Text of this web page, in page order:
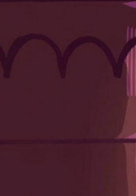
començarà
i ball fins
de taula té
Joan. Podeu
al 19